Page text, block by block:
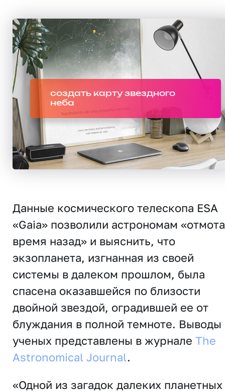
создать карту звездного
неба
Данные космического телескопа ESA
«Gaia» позволили астрономам
время назад» и выяснить, что
экзопланета, изгнанная из своей
системы в далеком прошлом, была
спасена оказавшейся по близости
двойной звездой, оградившей ее от
блуждания в полной темноте. Выводы
ученых представлены в журнале The
Astronomical Journal.
«Одной из загадок далеких планетных